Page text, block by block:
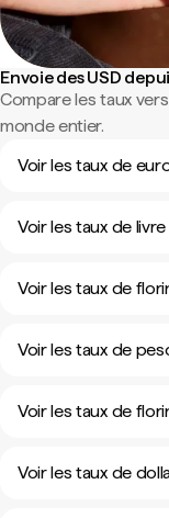
Envoie des USD
Compare les taux
monde entier.
Voir les taux de
Voir les taux de
Voir les taux de
Voir les taux de
Voir les taux de
Voir les taux de